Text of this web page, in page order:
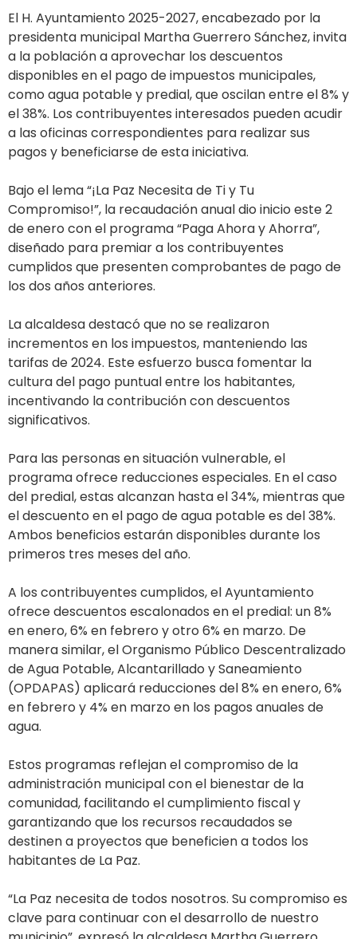
El H. Ayuntamiento 2025-2027, encabezado por la
presidenta municipal Martha Guerrero Sánchez, invita
a la población a aprovechar los descuentos
disponibles en el pago de impuestos municipales,
como agua potable y predial, que oscilan entre el 8% y
el 38%. Los contribuyentes interesados pueden acudir
a las oficinas correspondientes para realizar sus
pagos y beneficiarse de esta iniciativa.
Bajo el lema “¡La Paz Necesita de Ti y Tu
Compromiso!”, la recaudación anual dio inicio este 2
de enero con el programa “Paga Ahora y Ahorra”,
diseñado para premiar a los contribuyentes
cumplidos que presenten comprobantes de pago de
los dos años anteriores.
La alcaldesa destacó que no se realizaron
incrementos en los impuestos, manteniendo las
tarifas de 2024. Este esfuerzo busca fomentar la
cultura del pago puntual entre los habitantes,
incentivando la contribución con descuentos
significativos.
Para las personas en situación vulnerable, el
programa ofrece reducciones especiales. En el caso
del predial, estas alcanzan hasta el 34%, mientras que
el descuento en el pago de agua potable es del 38%.
Ambos beneficios estarán disponibles durante los
primeros tres meses del año.
A los contribuyentes cumplidos, el Ayuntamiento
ofrece descuentos escalonados en el predial: un 8%
en enero, 6% en febrero y otro 6% en marzo. De
manera similar, el Organismo Público Descentralizado
de Agua Potable, Alcantarillado y Saneamiento
(OPDAPAS) aplicará reducciones del 8% en enero, 6%
en febrero y 4% en marzo en los pagos anuales de
agua.
Estos programas reflejan el compromiso de la
administración municipal con el bienestar de la
comunidad, facilitando el cumplimiento fiscal y
garantizando que los recursos recaudados se
destinen a proyectos que beneficien a todos los
habitantes de La Paz.
“La Paz necesita de todos nosotros. Su compromiso es
clave para continuar con el desarrollo de nuestro